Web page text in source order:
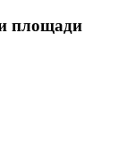
площади